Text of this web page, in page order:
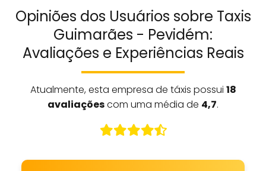
Opiniões dos Usuários sobre Taxis
Guimarães - Pevidém:
Avaliações e Experiências Reais
Atualmente, esta empresa de táxis possui 18
avaliaçõescom uma média de 4,7.